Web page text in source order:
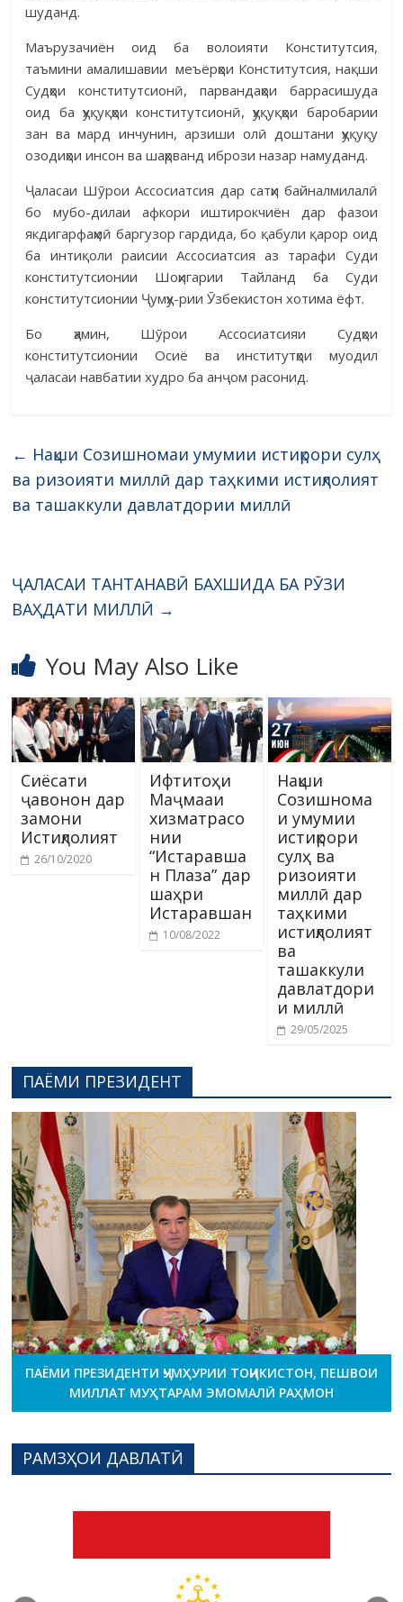
шуданд.
Маърузачиён оид ба волоияти Конститутсия,
таъмини амалишавии меъёрҳои Конститутсия, нақши
Судҳои конститутсионӣ, парвандаҳои баррасишуда
оид ба ҳуқуқҳои конститутсионӣ, ҳуқуқҳои баробарии
зан ва мард инчунин, арзиши олӣ доштани ҳуқуқу
озодиҳои инсон ва шаҳрванд ибрози назар намуданд.
Ҷаласаи Шӯрои Ассосиатсия дар сатҳи байналмилалӣ
бо мубо-дилаи афкори иштирокчиён дар фазои
якдигарфаҳмӣ баргузор гардида, бо қабули қарор оид
ба интиқоли раисии Ассосиатсия аз тарафи Суди
конститутсионии Шоҳигарии Тайланд ба Суди
конститутсионии Ҷумҳу-рии Ӯзбекистон хотима ёфт.
Бо ҳамин, Шӯрои Ассосиатсияи Судҳои
конститутсионии Осиё ва институтҳои муодил
ҷаласаи навбатии худро ба анҷом расонид.
← Нақши Созишномаи умумии истиқрори сулҳ
ва ризоияти миллӣ дар таҳкими истиқлолият
ва ташаккули давлатдории миллӣ
ҶАЛАСАИ ТАНТАНАВӢ БАХШИДА БА РӮЗИ
ВАҲДАТИ МИЛЛӢ →
You May Also Like
Сиёсати
ҷавонон дар
замони
Истиқлолият
26/10/2020
Ифтитоҳи
Маҷмааи
хизматрасо
нии
“Истаравша
н Плаза” дар
шаҳри
Истаравшан
10/08/2022
Нақши
Созишнома
и умумии
истиқрори
сулҳ ва
ризоияти
миллӣ дар
таҳкими
истиқлолият
ва
ташаккули
давлатдори
и миллӣ
29/05/2025
ПАЁМИ ПРЕЗИДЕНТ
ПАЁМИ ПРЕЗИДЕНТИ ҶУМҲУРИИ ТОҶИКИСТОН, ПЕШВОИ
МИЛЛАТ МУҲТАРАМ ЭМОМАЛӢ РАҲМОН
РАМЗҲОИ ДАВЛАТӢ